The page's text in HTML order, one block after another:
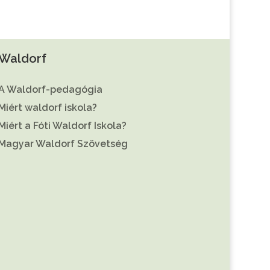
Waldorf-pedagógia
waldorf iskola?
a Fóti Waldorf Iskola?
Waldorf Szövetség